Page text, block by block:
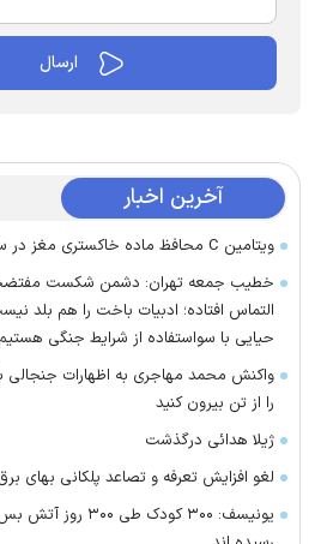
آخرین اخبار
ویتامین C محافظ ماده خاکستری مغز در سالمندان
خطیب جمعه تهران: دشمن شکست
التماس افتاده؛ ادبیات باخت را هم بلد
حیایی با سواستفاده از شرایط جنگی هستیم
واکنش محمد مهاجری به اظهارات جنجالی
را از تن بیرون کنید
ژیلا هدائی درگذشت
لغو افزایش تعرفه و تصاعد پلکانی بهای
یونیسف: ۳۰۰ کودک